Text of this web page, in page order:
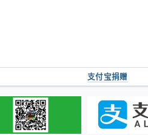
支付宝捐赠